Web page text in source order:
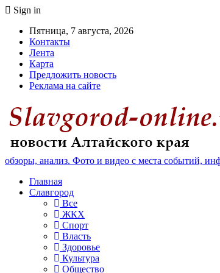
Sign in
Пятница, 7 августа, 2026
Контакты
Лента
Карта
Предложить новость
Реклама на сайте
обзоры, анализ. Фото и видео с места событий,
Главная
Славгород
Все
ЖКХ
Спорт
Власть
Здоровье
Культура
Общество